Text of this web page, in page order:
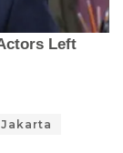
Jakarta